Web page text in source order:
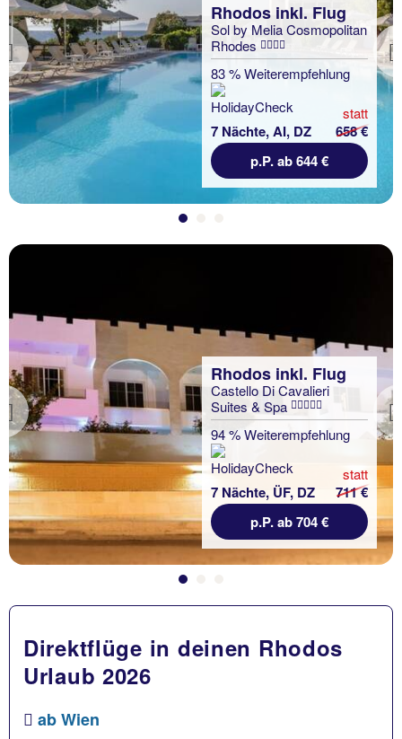
Previous
Rhodos inkl. Flug
Sol by Melia Cosmopolitan
Rhodes
83 % Weiterempfehlung
7 Nächte, AI, DZ
statt
658 €
p.P. ab 644 €
Previous
Rhodos inkl. Flug
Castello Di Cavalieri
Suites & Spa
94 % Weiterempfehlung
7 Nächte, ÜF, DZ
statt
711 €
p.P. ab 704 €
Direktflüge in deinen Rhodos
Urlaub 2026
ab Wien